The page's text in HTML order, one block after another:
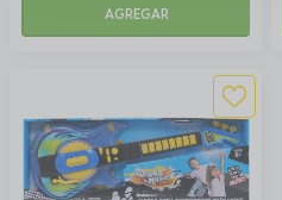
AGREGAR